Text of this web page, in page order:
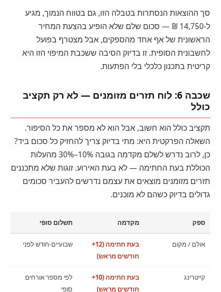
סך ההוצאות הנסתרות בטבלה הזו, גם בטווח הנמוך, מגיע
ל-14,750 ₪ — סכום שלם שלא הופיע בהצעת המחיר
הראשונית של אף אחד מהספקים, אבל מצטרף בפועל
לחשבונית הסופית. זו בדיוק הסיבה ששכבת המיפוי הזו היא
קריטית בתכנון כלכלי בלי הפתעות.
שכבה 6: לוח תזרים מזומנים — לא רק תקציב
כולל
תקציב כולל הוא חשוב, אבל הוא לא מספר את כל הסיפור.
השאלה הפרקטית היא: מתי בדיוק צריך להחזיק כל סכום ביד?
כן, לרוב נדרש לשלם מקדמה בגובה 10%–30% מהעלות
הכוללת בעת החתימה — לא בעת האירוע. זוגות שלא מתכננים
תזרים מזומנים מוצאים את עצמם נדרשים להעביר סכומים
גדולים בדיוק כשהם לא מוכנים.
ספק מקדמה תשלום סופי
אולם / מקום
בעת חתימה (12+
חודשים מראש)
שבועיים-חודש לפני
קייטרינג
בעת חתימה (10+
חודשים מראש)
לפי מספר אורחים
סופי